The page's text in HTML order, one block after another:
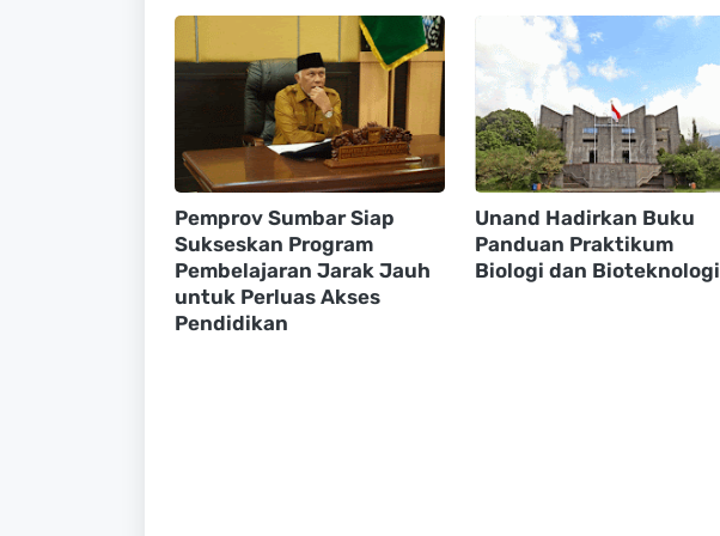
Pemprov Sumbar Siap
Sukseskan Program
Pembelajaran Jarak Jauh
untuk Perluas Akses
Pendidikan
Unand Hadirkan Buku
Panduan Praktikum
Biologi dan Bioteknologi